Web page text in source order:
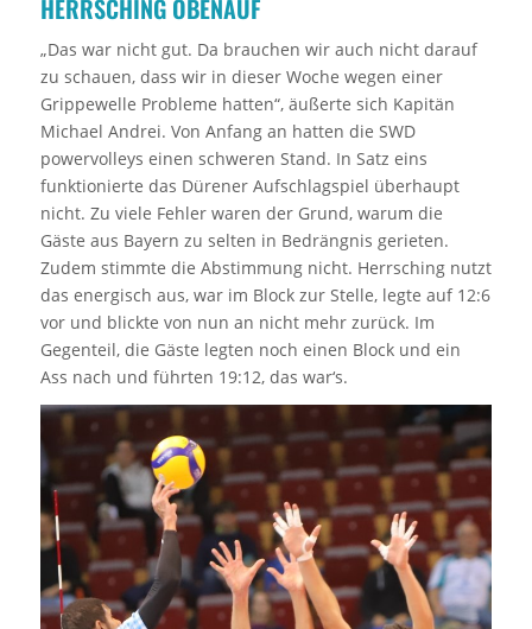
HERRSCHING OBENAUF
„Das war nicht gut. Da brauchen wir auch nicht darauf
zu schauen, dass wir in dieser Woche wegen einer
Grippewelle Probleme hatten“, äußerte sich Kapitän
Michael Andrei. Von Anfang an hatten die SWD
powervolleys einen schweren Stand. In Satz eins
funktionierte das Dürener Aufschlagspiel überhaupt
nicht. Zu viele Fehler waren der Grund, warum die
Gäste aus Bayern zu selten in Bedrängnis gerieten.
Zudem stimmte die Abstimmung nicht. Herrsching nutzt
das energisch aus, war im Block zur Stelle, legte auf 12:6
vor und blickte von nun an nicht mehr zurück. Im
Gegenteil, die Gäste legten noch einen Block und ein
Ass nach und führten 19:12, das war‘s.